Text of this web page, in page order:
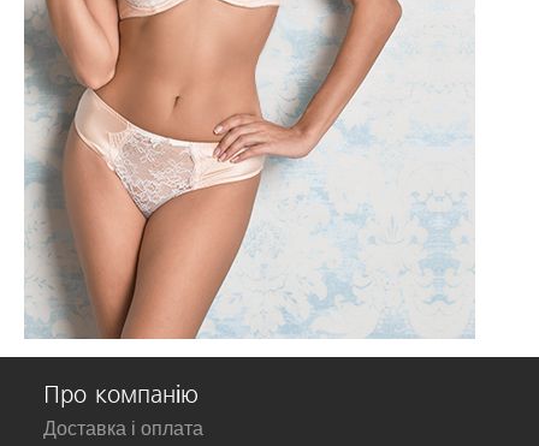
Про компанію
Доставка і оплата